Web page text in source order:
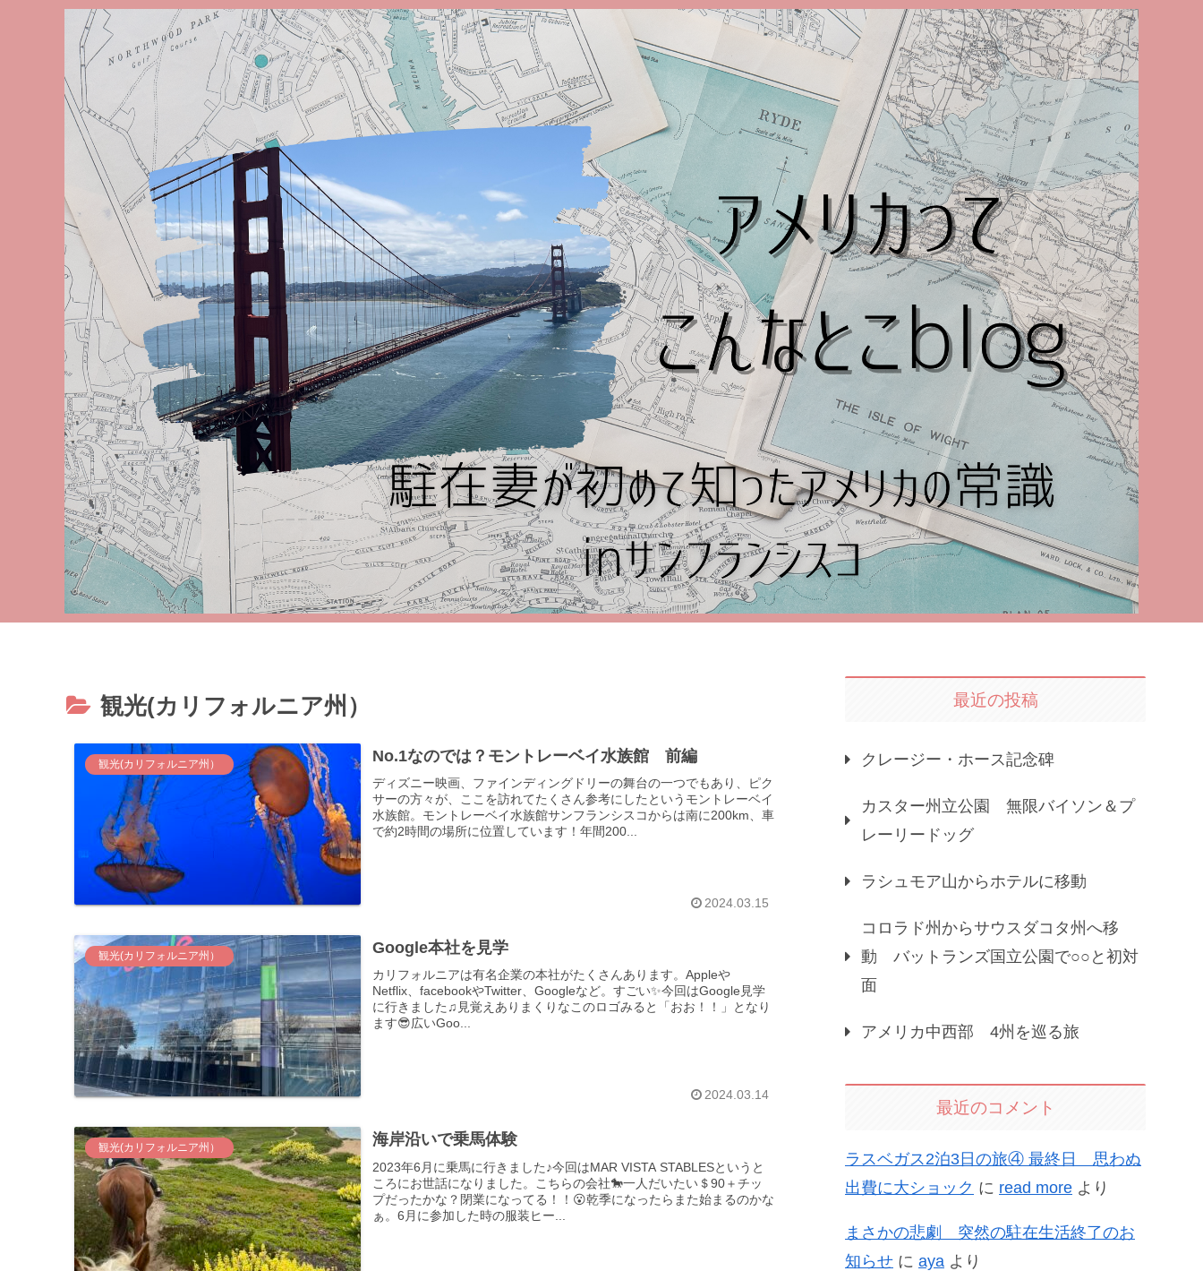
観光(カリフォルニア州）
観光(カリフォルニア州） No.1なのでは？モントレーベイ水族館 前編
ディズニー映画、ファインディングドリーの舞台の一つでもあり、ピク
サーの方々が、ここを訪れてたくさん参考にしたというモントレーベイ
水族館。モントレーベイ水族館サンフランシスコからは南に200km、車
で約2時間の場所に位置しています！年間200...
2024.03.15
観光(カリフォルニア州） Google本社を見学
カリフォルニアは有名企業の本社がたくさんあります。Appleや
Netflix、facebookやTwitter、Googleなど。すごい✨今回はGoogle見学
に行きました♫見覚えありまくりなこのロゴみると「おお！！」となり
ます😎広いGoo...
2024.03.14
観光(カリフォルニア州） 海岸沿いで乗馬体験
2023年6月に乗馬に行きました♪今回はMAR VISTA STABLESというと
ころにお世話になりました。こちらの会社🐎一人だいたい＄90＋チッ
プだったかな？閉業になってる！！😮乾季になったらまた始まるのかな
ぁ。6月に参加した時の服装ヒー...
最近の投稿
クレージー・ホース記念碑
カスター州立公園 無限バイソン＆プ
レーリードッグ
ラシュモア山からホテルに移動
コロラド州からサウスダコタ州へ移
動 バットランズ国立公園で○○と初対
面
アメリカ中西部 4州を巡る旅
最近のコメント
ラスベガス2泊3日の旅④ 最終日 思わぬ
出費に大ショック に read more より
まさかの悲劇 突然の駐在生活終了のお
知らせ に aya より